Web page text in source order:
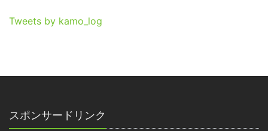
Tweets by kamo_log
スポンサードリンク